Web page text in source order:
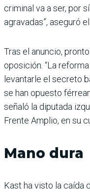
criminal va a ser, por
agravadas”, aseguró
Tras el anuncio,
oposición. “La
levantarle el secreto
se han opuesto
señaló la diputada
Frente Amplio, en su
Mano dura
Kast ha visto la caída